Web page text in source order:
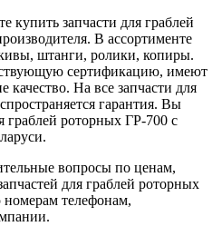
запчасти для граблей
В ассортименте
штанги, ролики, копиры.
сертификацию, имеют
На все запчасти для
гарантия. Вы
граблей роторных ГР-700 с
вопросы по ценам,
для граблей роторных
телефонам,